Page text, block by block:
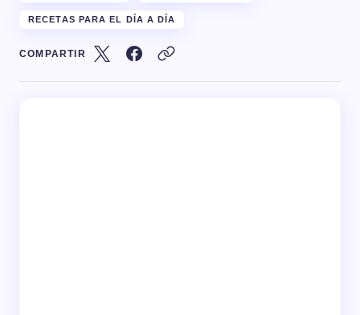
RECETAS PARA EL DÍA A DÍA
COMPARTIR